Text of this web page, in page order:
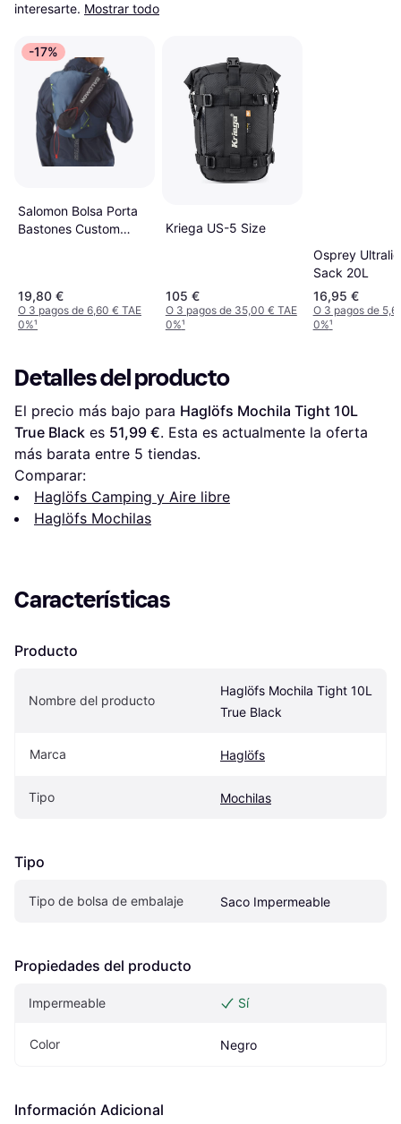
interesarte. Mostrar todo
-17%
Salomon Bolsa Porta
Bastones Custom
19,80 €
O 3 pagos de 6,60 € TAE
0%¹
Kriega US-5 Size
105 €
O 3 pagos de 35,00 € TAE
0%¹
Osprey
Sack 20L
16,95 €
O 3 pagos de
0%¹
Detalles del producto
El precio más bajo para Haglöfs Mochila Tight 10L
True Black es 51,99 €. Esta es actualmente la oferta
más barata entre 5 tiendas.
Comparar:
Haglöfs Camping y Aire libre
Haglöfs Mochilas
Características
Producto
Nombre del producto
Haglöfs Mochila Tight 10L
True Black
Marca Haglöfs
Tipo Mochilas
Tipo
Tipo de bolsa de embalaje Saco Impermeable
Propiedades del producto
Impermeable Sí
Color Negro
Información Adicional